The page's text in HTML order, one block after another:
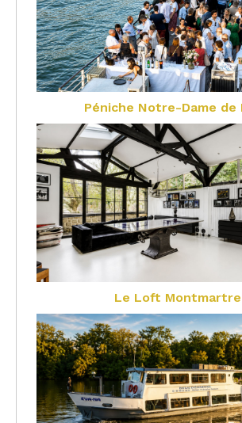
Péniche Notre-Dame de
Le Loft Montmartre